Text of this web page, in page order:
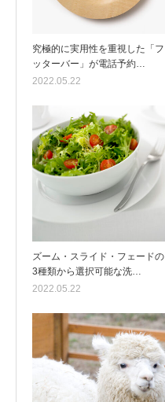
究極的に実用性を重視した「フ
ッターバー」が電話予約…
2022.05.22
ズーム・スライド・フェードの
3種類から選択可能な洗…
2022.05.22